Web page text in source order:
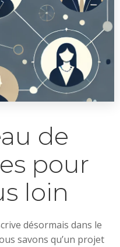
de
pour
loin
désormais dans le
savons qu’un projet